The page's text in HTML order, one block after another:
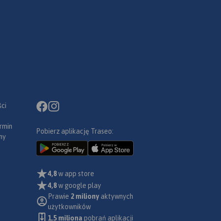
(VII
Pobierz aplikację Traseo:
4,8w app store
4,8w google play
Prawie 2 miliony aktywnych
użytkowników
1.5 miliona pobrań aplikacji